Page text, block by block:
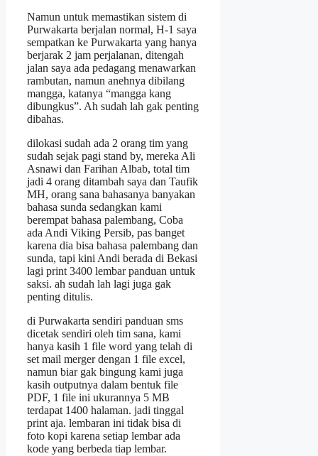
Namun untuk memastikan sistem di
Purwakarta berjalan normal, H-1 saya
sempatkan ke Purwakarta yang hanya
berjarak 2 jam perjalanan, ditengah
jalan saya ada pedagang menawarkan
rambutan, namun anehnya dibilang
mangga, katanya “mangga kang
dibungkus”. Ah sudah lah gak penting
dibahas.
dilokasi sudah ada 2 orang tim yang
sudah sejak pagi stand by, mereka Ali
Asnawi dan Farihan Albab, total tim
jadi 4 orang ditambah saya dan Taufik
MH, orang sana bahasanya banyakan
bahasa sunda sedangkan kami
berempat bahasa palembang, Coba
ada Andi Viking Persib, pas banget
karena dia bisa bahasa palembang dan
sunda, tapi kini Andi berada di Bekasi
lagi print 3400 lembar panduan untuk
saksi. ah sudah lah lagi juga gak
penting ditulis.
di Purwakarta sendiri panduan sms
dicetak sendiri oleh tim sana, kami
hanya kasih 1 file word yang telah di
set mail merger dengan 1 file excel,
namun biar gak bingung kami juga
kasih outputnya dalam bentuk file
PDF, 1 file ini ukurannya 5 MB
terdapat 1400 halaman. jadi tinggal
print aja. lembaran ini tidak bisa di
foto kopi karena setiap lembar ada
kode yang berbeda tiap lembar.